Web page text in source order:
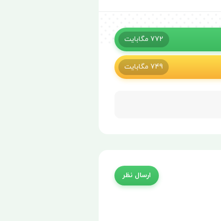
772 مگابایت
749 مگابایت
ارسال نظر